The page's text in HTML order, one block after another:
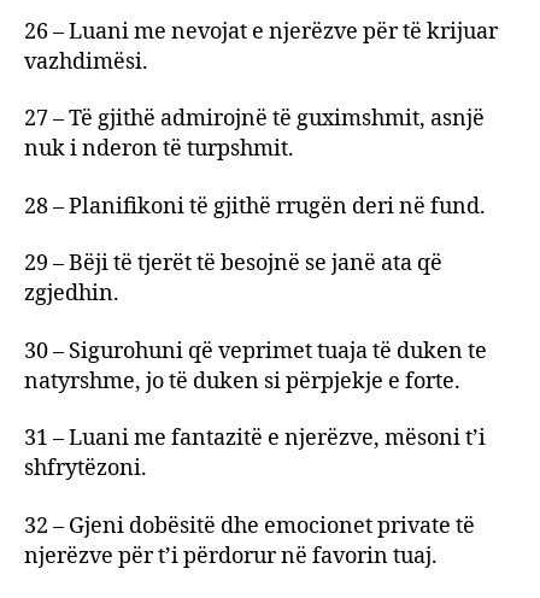
26 – Luani me nevojat e njerëzve për të krijuar
vazhdimësi.
27 – Të gjithë admirojnë të guximshmit, asnjë
nuk i nderon të turpshmit.
28 – Planifikoni të gjithë rrugën deri në fund.
29 – Bëji të tjerët të besojnë se janë ata që
zgjedhin.
30 – Sigurohuni që veprimet tuaja të duken te
natyrshme, jo të duken si përpjekje e forte.
31 – Luani me fantazitë e njerëzve, mësoni t’i
shfrytëzoni.
32 – Gjeni dobësitë dhe emocionet private të
njerëzve për t’i përdorur në favorin tuaj.